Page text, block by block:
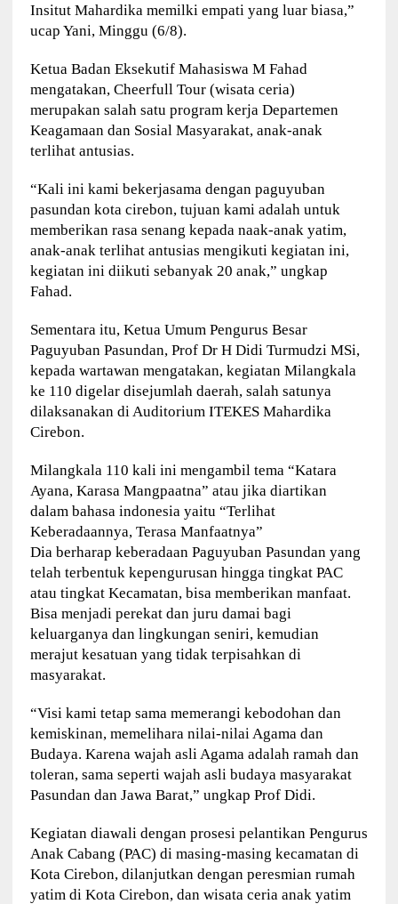
Insitut Mahardika memilki empati yang luar biasa,”
ucap Yani, Minggu (6/8).
Ketua Badan Eksekutif Mahasiswa M Fahad
mengatakan, Cheerfull Tour (wisata ceria)
merupakan salah satu program kerja Departemen
Keagamaan dan Sosial Masyarakat, anak-anak
terlihat antusias.
“Kali ini kami bekerjasama dengan paguyuban
pasundan kota cirebon, tujuan kami adalah untuk
memberikan rasa senang kepada naak-anak yatim,
anak-anak terlihat antusias mengikuti kegiatan ini,
kegiatan ini diikuti sebanyak 20 anak,” ungkap
Fahad.
Sementara itu, Ketua Umum Pengurus Besar
Paguyuban Pasundan, Prof Dr H Didi Turmudzi MSi,
kepada wartawan mengatakan, kegiatan Milangkala
ke 110 digelar disejumlah daerah, salah satunya
dilaksanakan di Auditorium ITEKES Mahardika
Cirebon.
Milangkala 110 kali ini mengambil tema “Katara
Ayana, Karasa Mangpaatna” atau jika diartikan
dalam bahasa indonesia yaitu “Terlihat
Keberadaannya, Terasa Manfaatnya”
Dia berharap keberadaan Paguyuban Pasundan yang
telah terbentuk kepengurusan hingga tingkat PAC
atau tingkat Kecamatan, bisa memberikan manfaat.
Bisa menjadi perekat dan juru damai bagi
keluarganya dan lingkungan seniri, kemudian
merajut kesatuan yang tidak terpisahkan di
masyarakat.
“Visi kami tetap sama memerangi kebodohan dan
kemiskinan, memelihara nilai-nilai Agama dan
Budaya. Karena wajah asli Agama adalah ramah dan
toleran, sama seperti wajah asli budaya masyarakat
Pasundan dan Jawa Barat,” ungkap Prof Didi.
Kegiatan diawali dengan prosesi pelantikan Pengurus
Anak Cabang (PAC) di masing-masing kecamatan di
Kota Cirebon, dilanjutkan dengan peresmian rumah
yatim di Kota Cirebon, dan wisata ceria anak yatim